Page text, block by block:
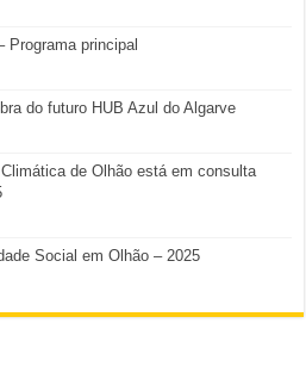
Programa principal
do futuro HUB Azul do Algarve
de Olhão está em consulta
Social em Olhão – 2025